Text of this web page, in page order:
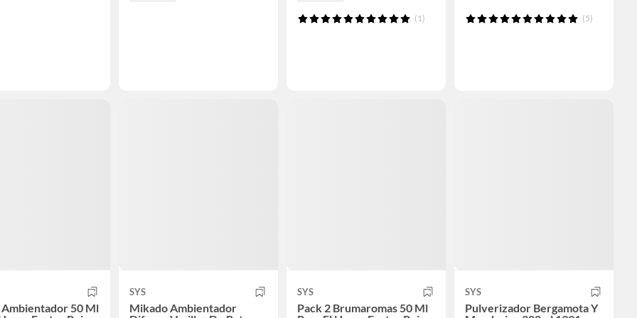
(1) (5)
50 Ml
SYS
Mikado Ambientador
SYS
Pack 2 Brumaromas 50 Ml
SYS
Pulverizador Bergamota Y